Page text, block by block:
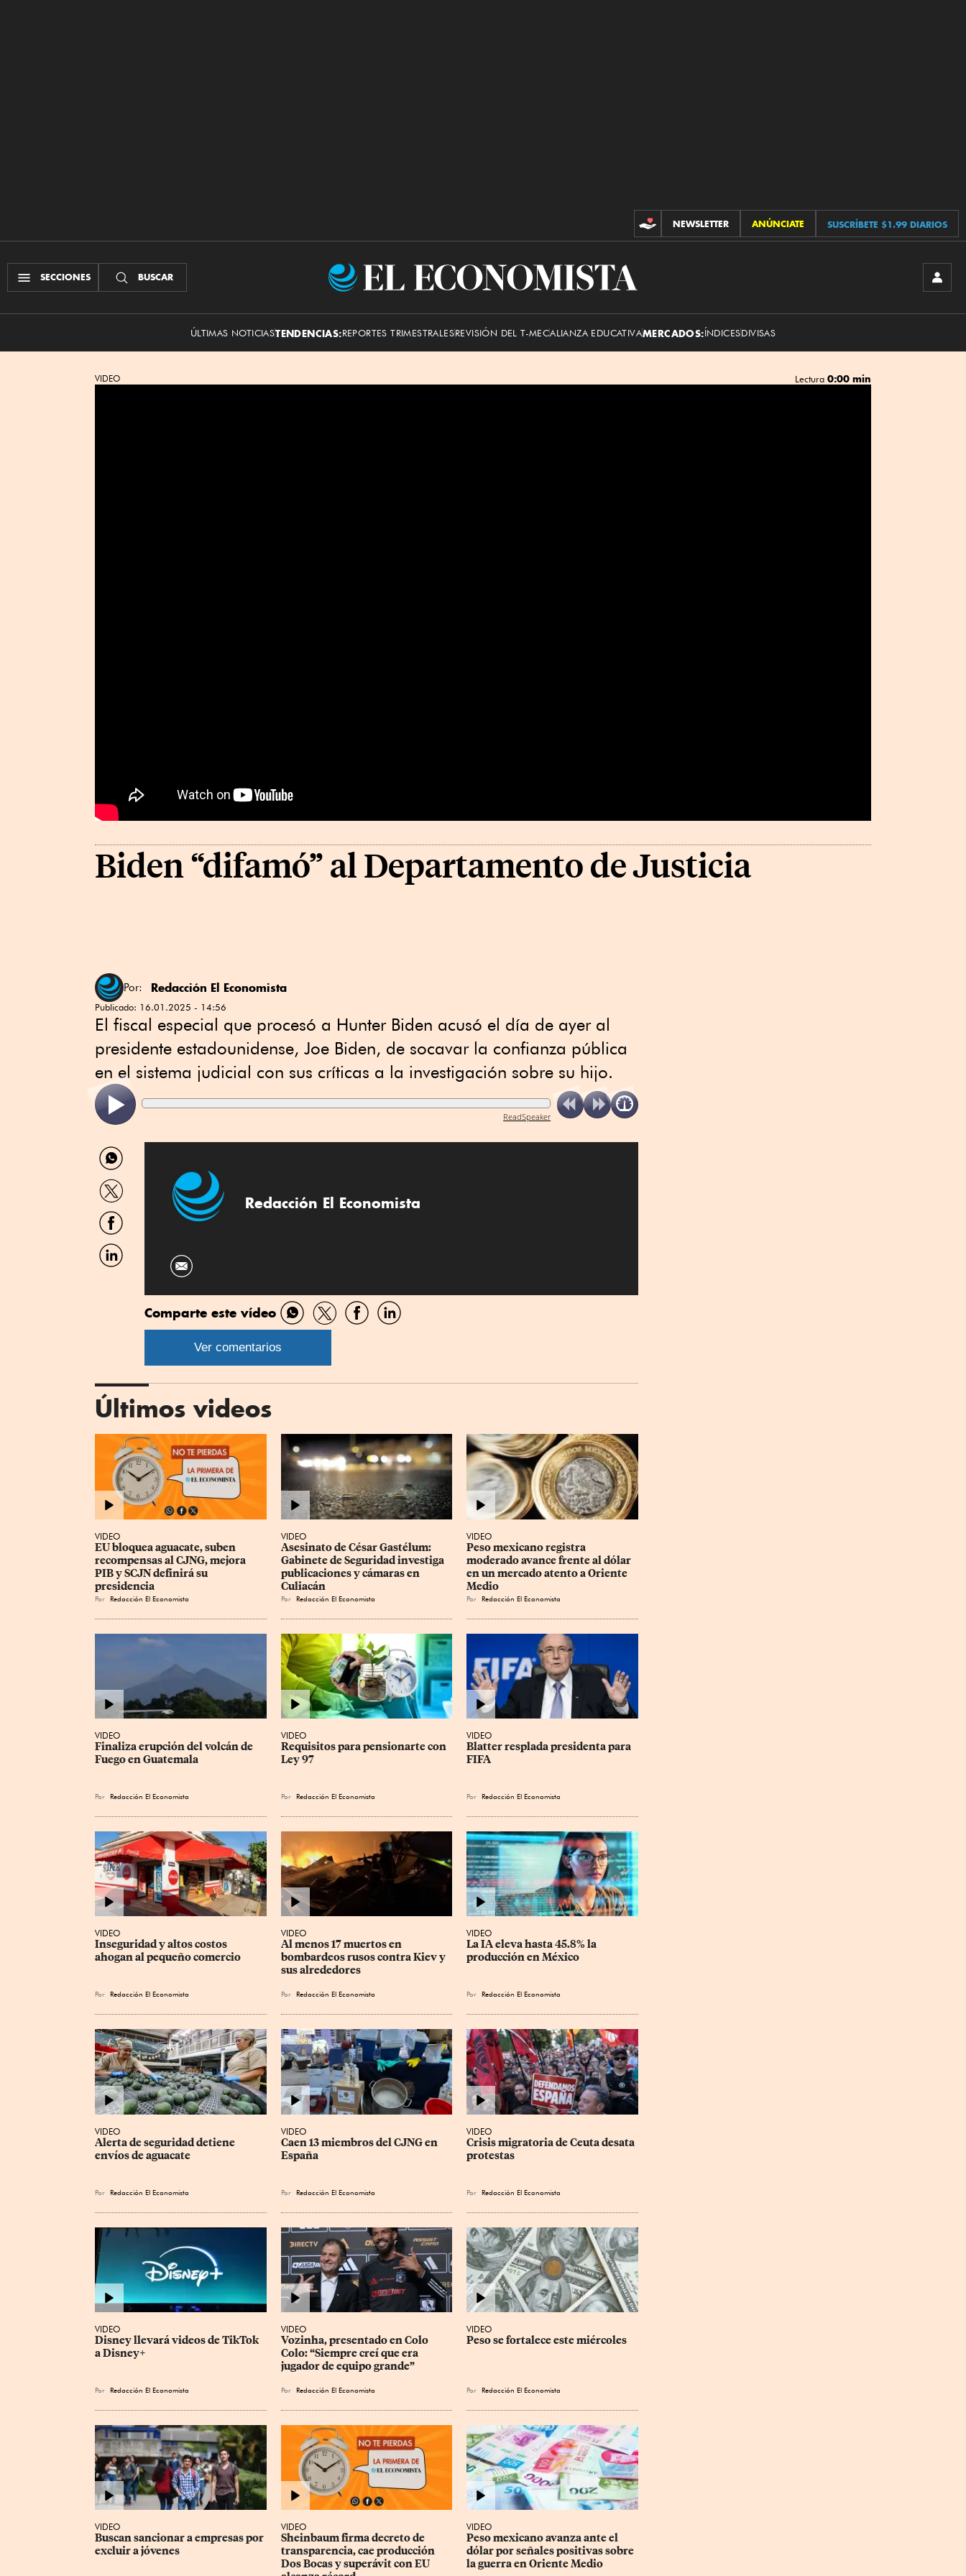
CONTRIBUCIONES
NEWSLETTER ANÚNCIATE SUSCRÍBETE $1.99 DIARIOS
SECCIONES BUSCAR
El
ÚLTIMAS NOTICIASTENDENCIAS:REPORTES TRIMESTRALESREVISIÓN DEL T-MECALIANZA EDUCATIVAMERCADOS:ÍNDICESDIVISAS
VIDEO Lectura 0:00 min
Biden “difamó” al Departamento de Justicia
Por: Redacción El Economista
Publicado: 16.01.2025 - 14:56
El fiscal especial que procesó a Hunter Biden acusó el día de ayer al
presidente estadounidense, Joe Biden, de socavar la confianza pública
en el sistema judicial con sus críticas a la investigación sobre su hijo.
ReadSpeaker
Compartir
por
WhatsApp
Compartir
por
Twitter
Compartir
por
Facebook
Compartir
por
Redacción El Economista
Comparte este vídeo
Compartir
por
Compartir
por
CompartirCompartir
Ver comentarios
Últimos videos
VIDEO
EU bloquea aguacate, suben
recompensas al CJNG, mejora
PIB y SCJN definirá su
presidencia
Por Redacción El Economista
VIDEO
Asesinato de César Gastélum:
Gabinete de Seguridad investiga
publicaciones y cámaras en
Culiacán
Por Redacción El Economista
VIDEO
Peso mexicano registra
moderado avance frente al dólar
en un mercado atento a Oriente
Medio
Por Redacción El Economista
VIDEO
Finaliza erupción del volcán de
Fuego en Guatemala
Por Redacción El Economista
VIDEO
Requisitos para pensionarte con
Ley 97
Por Redacción El Economista
VIDEO
Blatter resplada presidenta para
FIFA
Por Redacción El Economista
VIDEO
Inseguridad y altos costos
ahogan al pequeño comercio
Por Redacción El Economista
VIDEO
Al menos 17 muertos en
bombardeos rusos contra Kiev y
sus alrededores
Por Redacción El Economista
VIDEO
La IA eleva hasta 45.8% la
producción en México
Por Redacción El Economista
VIDEO
Alerta de seguridad detiene
envíos de aguacate
Por Redacción El Economista
VIDEO
Caen 13 miembros del CJNG en
España
Por Redacción El Economista
VIDEO
Crisis migratoria de Ceuta desata
protestas
Por Redacción El Economista
VIDEO
Disney llevará videos de TikTok
a Disney+
Por Redacción El Economista
VIDEO
Vozinha, presentado en Colo
Colo: “Siempre creí que era
jugador de equipo grande”
Por Redacción El Economista
VIDEO
Peso se fortalece este miércoles
Por Redacción El Economista
VIDEO
Buscan sancionar a empresas por
excluir a jóvenes
VIDEO
Sheinbaum firma decreto de
transparencia, cae producción
Dos Bocas y superávit con EU
VIDEO
Peso mexicano avanza ante el
dólar por señales positivas sobre
la guerra en Oriente Medio